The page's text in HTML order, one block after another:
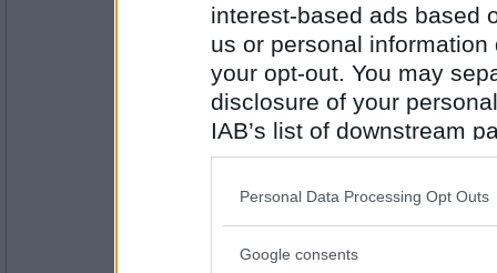
interest-based ads based
us or personal
your opt-out. You may
disclosure of your
IAB’s list of downstream
also be disclosed by us
Downstream Participants
Please note that this
Personal Data Processing Opt Outs
Google consents
Antal inlägg:
3340
Jag åt köttbullar och rotmos.